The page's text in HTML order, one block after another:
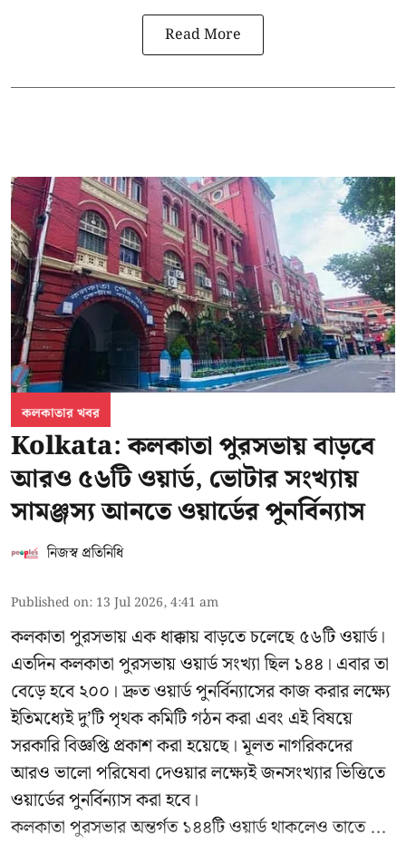
Read More
কলকাতার খবর
Kolkata: কলকাতা পুরসভায় বাড়বে
আরও ৫৬টি ওয়ার্ড, ভোটার সংখ্যায়
সামঞ্জস্য আনতে ওয়ার্ডের পুনর্বিন্যাস
নিজস্ব প্রতিনিধি
Published on: 13 Jul 2026, 4:41 am
কলকাতা পুরসভায় এক ধাক্কায় বাড়তে চলেছে ৫৬টি ওয়ার্ড।
এতদিন কলকাতা পুরসভায় ওয়ার্ড সংখ্যা ছিল ১৪৪। এবার তা
বেড়ে হবে ২০০। দ্রুত ওয়ার্ড পুনর্বিন্যাসের কাজ করার লক্ষ্যে
ইতিমধ্যেই দু’টি পৃথক কমিটি গঠন করা এবং এই বিষয়ে
সরকারি বিজ্ঞপ্তি প্রকাশ করা হয়েছে। মূলত নাগরিকদের
আরও ভালো পরিষেবা দেওয়ার লক্ষ্যেই জনসংখ্যার ভিত্তিতে
ওয়ার্ডের পুনর্বিন্যাস করা হবে।
কলকাতা পুরসভার অন্তর্গত ১৪৪টি ওয়ার্ড থাকলেও তাতে ...